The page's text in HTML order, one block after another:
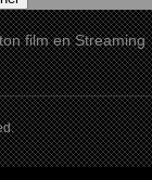
film en Streaming